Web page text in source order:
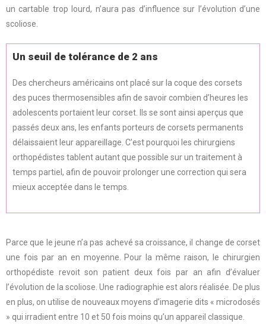
un cartable trop lourd, n’aura pas d’influence sur l’évolution d’une
scoliose.
Un seuil de tolérance de 2 ans
Des chercheurs américains ont placé sur la coque des corsets
des puces thermosensibles afin de savoir combien d’heures les
adolescents portaient leur corset. Ils se sont ainsi aperçus que
passés deux ans, les enfants porteurs de corsets permanents
délaissaient leur appareillage. C’est pourquoi les chirurgiens
orthopédistes tablent autant que possible sur un traitement à
temps partiel, afin de pouvoir prolonger une correction qui sera
mieux acceptée dans le temps.
Parce que le jeune n’a pas achevé sa croissance, il change de corset
une fois par an en moyenne. Pour la même raison, le chirurgien
orthopédiste revoit son patient deux fois par an afin d’évaluer
l’évolution de la scoliose. Une radiographie est alors réalisée. De plus
en plus, on utilise de nouveaux moyens d’imagerie dits « microdosés
» qui irradient entre 10 et 50 fois moins qu’un appareil classique.